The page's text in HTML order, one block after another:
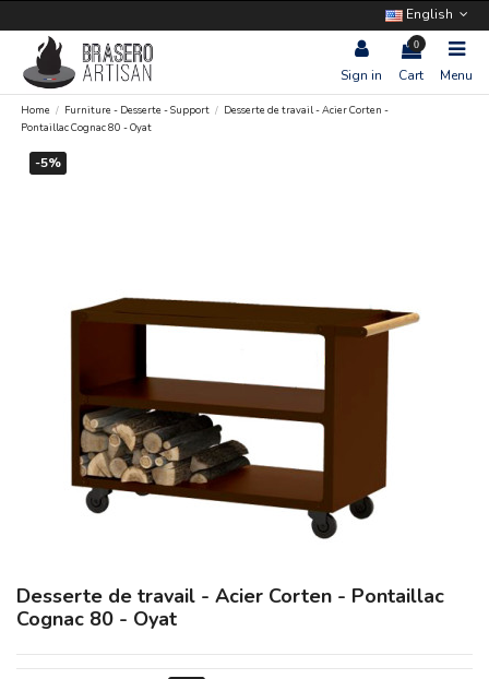
English
Sign in
0
Cart Menu
Home Furniture - Desserte - Support
Desserte de travail - Acier Corten -
Pontaillac Cognac 80 - Oyat
-5%
Desserte de travail - Acier Corten - Pontaillac
Cognac 80 - Oyat